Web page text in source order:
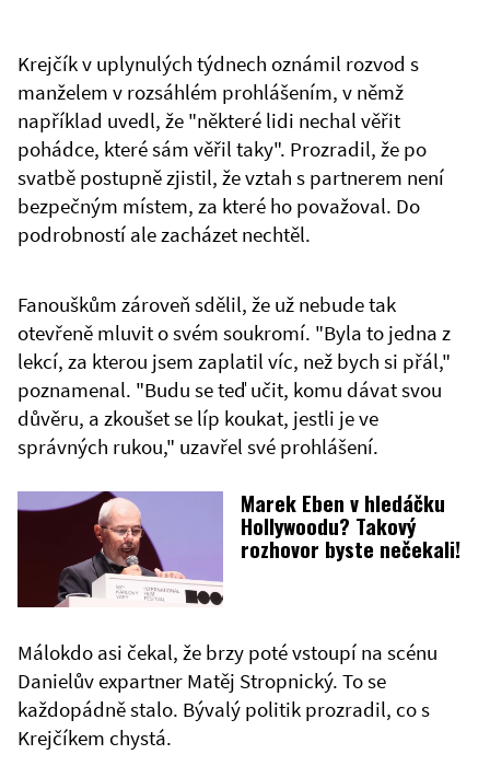
Krejčík v uplynulých týdnech oznámil rozvod s
manželem v rozsáhlém prohlášením, v němž
například uvedl, že "některé lidi nechal věřit
pohádce, které sám věřil taky". Prozradil, že po
svatbě postupně zjistil, že vztah s partnerem není
bezpečným místem, za které ho považoval. Do
podrobností ale zacházet nechtěl.
Fanouškům zároveň sdělil, že už nebude tak
otevřeně mluvit o svém soukromí. "Byla to jedna z
lekcí, za kterou jsem zaplatil víc, než bych si přál,"
poznamenal. "Budu se teď učit, komu dávat svou
důvěru, a zkoušet se líp koukat, jestli je ve
správných rukou," uzavřel své prohlášení.
Marek Eben v hledáčku
Hollywoodu? Takový
rozhovor byste nečekali!
Málokdo asi čekal, že brzy poté vstoupí na scénu
Danielův expartner Matěj Stropnický. To se
každopádně stalo. Bývalý politik prozradil, co s
Krejčíkem chystá.